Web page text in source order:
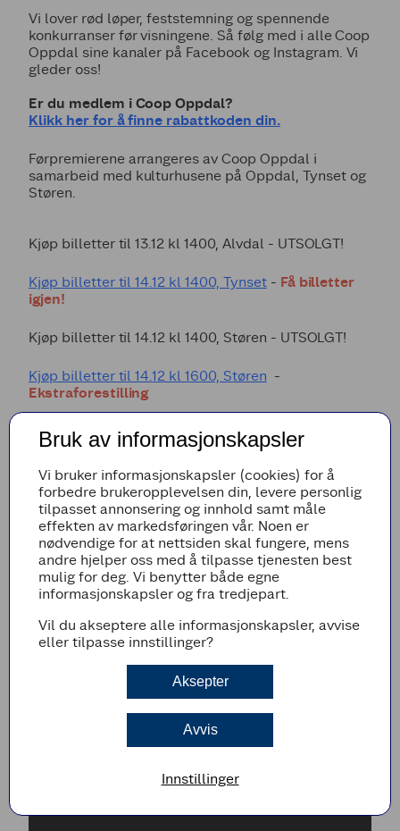
Vi lover rød løper, feststemning og spennende
konkurranser før visningene. Så følg med i alle Coop
Oppdal sine kanaler på Facebook og Instagram. Vi
gleder oss!
Er du medlem i Coop Oppdal?
Klikk her for å finne rabattkoden din.
Førpremierene arrangeres av Coop Oppdal i
samarbeid med kulturhusene på Oppdal, Tynset og
Støren.
Kjøp billetter til 13.12 kl 1400, Alvdal - UTSOLGT!
Kjøp billetter til 14.12 kl 1400, Tynset- Få billetter
igjen!
Kjøp billetter til 14.12 kl 1400, Støren - UTSOLGT!
Kjøp billetter til 14.12 kl 1600, Støren -
Ekstraforestilling
Kjøp billetter til 14.12 kl 1400, Oppdal -
igjen!
OM FILMEN
En utestet oppfinnelse, en nysgjerrig Solan og en
topptrimmet gressklipper på ville avveier fører til at
ordføreren bannlyser trioen fra Flåklypa. Solan,
Ludvig og Reodor må derfor vinne det spektakulære
rallyet fra Paris til pyramidene – denne seieren er
den eneste måten å komme hjem igjen. Il
Tempo Gigante skal ut på veien og det blir full gass,
den trygge bygda og skal ut i den store verden.
Bruk av informasjonskapsler
Vi bruker informasjonskapsler (cookies) for å
forbedre brukeropplevelsen din, levere personlig
tilpasset annonsering og innhold samt måle
effekten av markedsføringen vår. Noen er
nødvendige for at nettsiden skal fungere, mens
andre hjelper oss med å tilpasse tjenesten best
mulig for deg. Vi benytter både egne
informasjonskapsler og fra tredjepart.
Vil du akseptere alle informasjonskapsler, avvise
eller tilpasse innstillinger?
Aksepter
Avvis
Innstillinger